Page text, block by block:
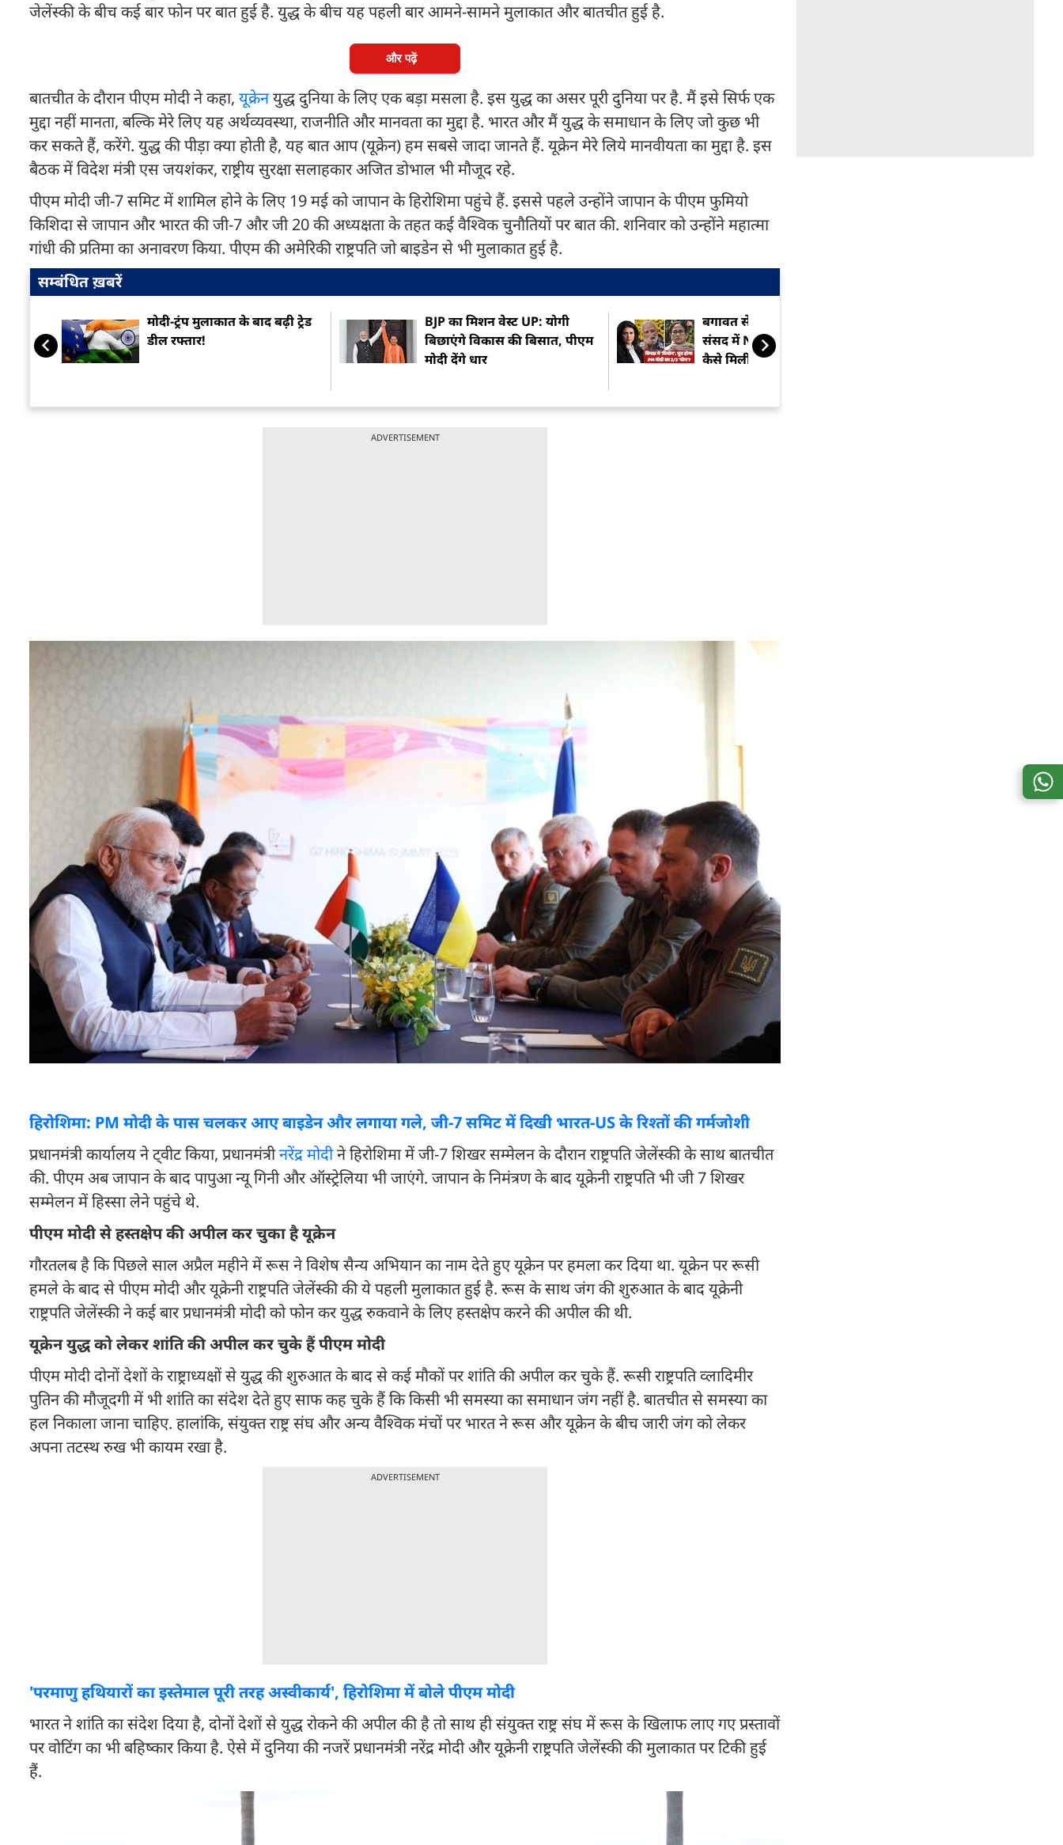
जेलेंस्की के बीच कई बार फोन पर बात हुई है. युद्ध के बीच यह पहली बार आमने-सामने मुलाकात और बातचीत हुई है.
और पढ़ें
बातचीत के दौरान पीएम मोदी ने कहा, यूक्रेनयुद्ध दुनिया के लिए एक बड़ा मसला है. इस युद्ध का असर पूरी दुनिया पर है. मैं इसे सिर्फ एक
मुद्दा नहीं मानता, बल्कि मेरे लिए यह अर्थव्यवस्था, राजनीति और मानवता का मुद्दा है. भारत और मैं युद्ध के समाधान के लिए जो कुछ भी
कर सकते हैं, करेंगे. युद्ध की पीड़ा क्या होती है, यह बात आप (यूक्रेन) हम सबसे जादा जानते हैं. यूक्रेन मेरे लिये मानवीयता का मुद्दा है. इस
बैठक में विदेश मंत्री एस जयशंकर, राष्ट्रीय सुरक्षा सलाहकार अजित डोभाल भी मौजूद रहे.
पीएम मोदी जी-7 समिट में शामिल होने के लिए 19 मई को जापान के हिरोशिमा पहुंचे हैं. इससे पहले उन्होंने जापान के पीएम फुमियो
किशिदा से जापान और भारत की जी-7 और जी 20 की अध्यक्षता के तहत कई वैश्विक चुनौतियों पर बात की. शनिवार को उन्होंने महात्मा
गांधी की प्रतिमा का अनावरण किया. पीएम की अमेरिकी राष्ट्रपति जो बाइडेन से भी मुलाकात हुई है.
सम्बंधित ख़बरें
मोदी-ट्रंप मुलाकात के बाद बढ़ी ट्रेड
डील रफ्तार!
BJP का मिशन वेस्ट UP: योगी
बिछाएंगे विकास की बिसात, पीएम
मोदी देंगे धार
बगावत से विपक्षी खेमे में भूचाल,
संसद में NDA के 'मिशन 360' को
कैसे मिली रफ्तार?
ADVERTISEMENT
हिरोशिमा: PM मोदी के पास चलकर आए बाइडेन और लगाया गले, जी-7 समिट में दिखी भारत-US के रिश्तों की गर्मजोशी
प्रधानमंत्री कार्यालय ने ट्वीट किया, प्रधानमंत्रीनरेंद्र मोदीने हिरोशिमा में जी-7 शिखर सम्मेलन के दौरान राष्ट्रपति जेलेंस्की के साथ बातचीत
की. पीएम अब जापान के बाद पापुआ न्यू गिनी और ऑस्ट्रेलिया भी जाएंगे. जापान के निमंत्रण के बाद यूक्रेनी राष्ट्रपति भी जी 7 शिखर
सम्मेलन में हिस्सा लेने पहुंचे थे.
पीएम मोदी से हस्तक्षेप की अपील कर चुका है यूक्रेन
गौरतलब है कि पिछले साल अप्रैल महीने में रूस ने विशेष सैन्य अभियान का नाम देते हुए यूक्रेन पर हमला कर दिया था. यूक्रेन पर रूसी
हमले के बाद से पीएम मोदी और यूक्रेनी राष्ट्रपति जेलेंस्की की ये पहली मुलाकात हुई है. रूस के साथ जंग की शुरुआत के बाद यूक्रेनी
राष्ट्रपति जेलेंस्की ने कई बार प्रधानमंत्री मोदी को फोन कर युद्ध रुकवाने के लिए हस्तक्षेप करने की अपील की थी.
यूक्रेन युद्ध को लेकर शांति की अपील कर चुके हैं पीएम मोदी
पीएम मोदी दोनों देशों के राष्ट्राध्यक्षों से युद्ध की शुरुआत के बाद से कई मौकों पर शांति की अपील कर चुके हैं. रूसी राष्ट्रपति व्लादिमीर
पुतिन की मौजूदगी में भी शांति का संदेश देते हुए साफ कह चुके हैं कि किसी भी समस्या का समाधान जंग नहीं है. बातचीत से समस्या का
हल निकाला जाना चाहिए. हालांकि, संयुक्त राष्ट्र संघ और अन्य वैश्विक मंचों पर भारत ने रूस और यूक्रेन के बीच जारी जंग को लेकर
अपना तटस्थ रुख भी कायम रखा है.
ADVERTISEMENT
'परमाणु हथियारों का इस्तेमाल पूरी तरह अस्वीकार्य', हिरोशिमा में बोले पीएम मोदी
भारत ने शांति का संदेश दिया है, दोनों देशों से युद्ध रोकने की अपील की है तो साथ ही संयुक्त राष्ट्र संघ में रूस के खिलाफ लाए गए प्रस्तावों
पर वोटिंग का भी बहिष्कार किया है. ऐसे में दुनिया की नजरें प्रधानमंत्री नरेंद्र मोदी और यूक्रेनी राष्ट्रपति जेलेंस्की की मुलाकात पर टिकी हुई
हैं.